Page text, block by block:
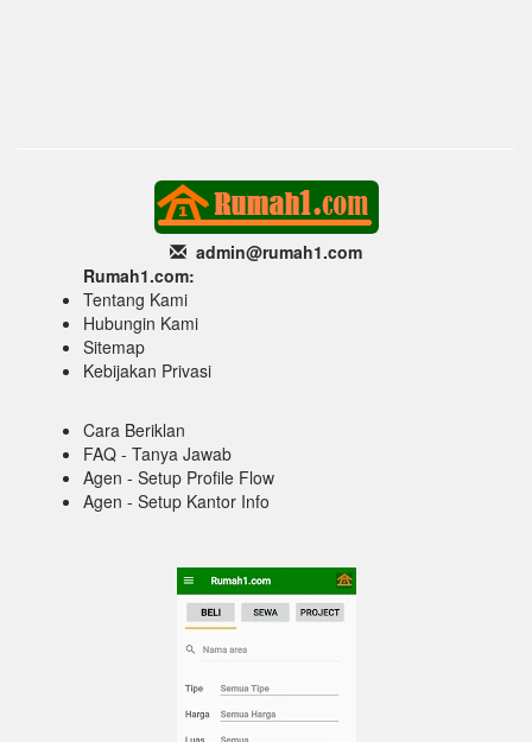
admin@rumah1.com
Rumah1.com:
Tentang Kami
Hubungin Kami
Sitemap
Kebijakan Privasi
Cara Beriklan
FAQ - Tanya Jawab
Agen - Setup Profile Flow
Agen - Setup Kantor Info